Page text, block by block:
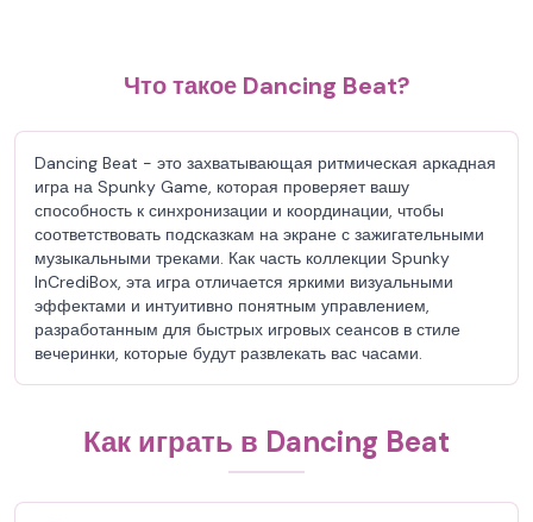
Что такое Dancing Beat?
Dancing Beat - это захватывающая ритмическая аркадная
игра на Spunky Game, которая проверяет вашу
способность к синхронизации и координации, чтобы
соответствовать подсказкам на экране с зажигательными
музыкальными треками. Как часть коллекции Spunky
InCrediBox, эта игра отличается яркими визуальными
эффектами и интуитивно понятным управлением,
разработанным для быстрых игровых сеансов в стиле
вечеринки, которые будут развлекать вас часами.
Как играть в Dancing Beat